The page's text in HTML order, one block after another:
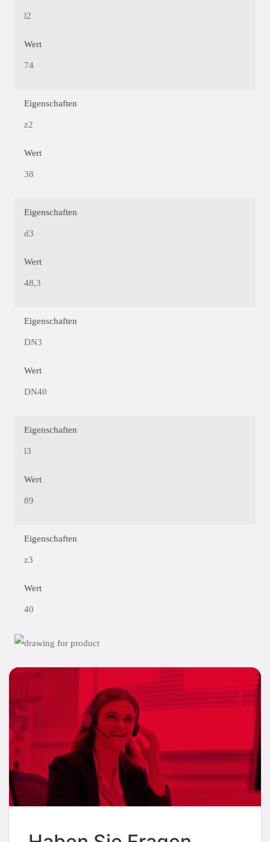
l2
Wert
74
Eigenschaften
z2
Wert
38
Eigenschaften
d3
Wert
48,3
Eigenschaften
DN3
Wert
DN40
Eigenschaften
l3
Wert
89
Eigenschaften
z3
Wert
40